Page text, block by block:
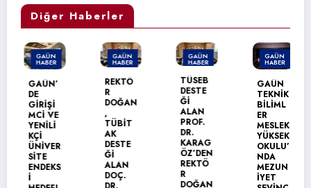
Diğer Haberler
GAÜN
HABER
GAÜN’
DE
GİRİŞİ
MCİ VE
YENİLİ
KÇİ
ÜNİVER
SİTE
ENDEKS
GAÜN
HABER
REKTÖ
R
DOĞAN
TÜBİT
AK
DESTE
Ğİ
ALAN
DOÇ.
GAÜN
HABER
TÜSEB
DESTE
Ğİ
ALAN
PROF.
DR.
KARAG
ÖZ’DEN
REKTÖ
R
DOĞAN
GAÜN
HABER
GAÜN
TEKNİK
BİLİML
ER
MESLEK
YÜKSEK
OKULU’
NDA
MEZUN
İYET